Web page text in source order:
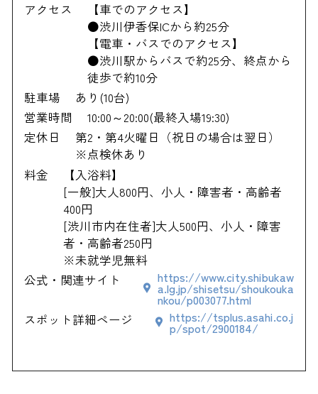
アクセス
【車でのアクセス】
●渋川伊香保ICから約25分
【電車・バスでのアクセス】
●渋川駅からバスで約25分、終点から
徒歩で約10分
駐車場
あり(10台)
営業時間
10:00～20:00(最終入場19:30)
定休日
第2・第4火曜日（祝日の場合は翌日）
※点検休あり
料金
【入浴料】
[一般]大人800円、小人・障害者・高齢者
400円
[渋川市内在住者]大人500円、小人・障害
者・高齢者250円
※未就学児無料
公式・関連サイト
https://www.city.shibukaw
a.lg.jp/shisetsu/shoukouka
nkou/p003077.html
スポット詳細ページ
https://tsplus.asahi.co.j
p/spot/2900184/